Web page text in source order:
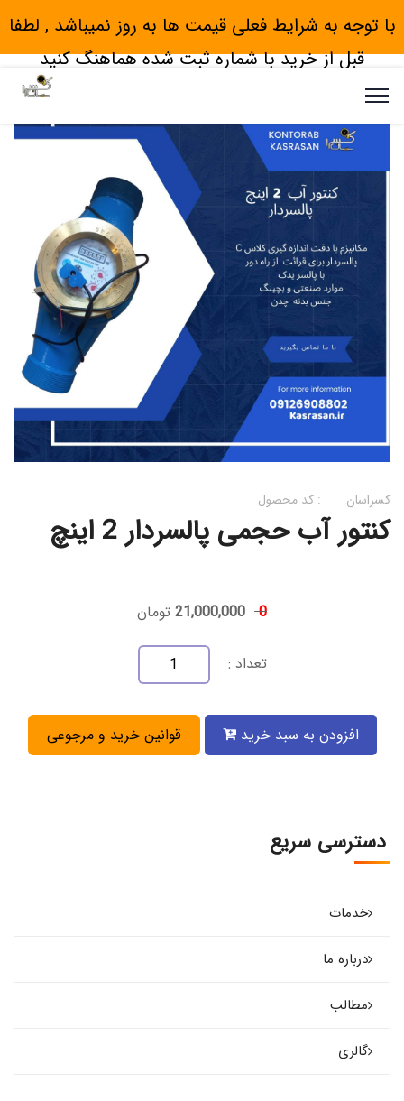
با توجه به شرایط فعلی قیمت ها به روز نمیباشد , لطفا
قبل از خرید با شماره ثبت شده هماهنگ کنید
کد محصول : کسراسان
کنتور آب حجمی پالسردار 2 اینچ
0
21,000,000 تومان
تعداد :
افزودن به سبد خرید قوانین خرید و مرجوعی
دسترسی سریع
خدمات
درباره ما
مطالب
گالری